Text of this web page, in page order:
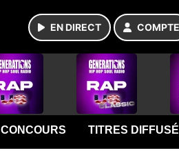
EN DIRECT COMPTE
CONCOURS TITRES